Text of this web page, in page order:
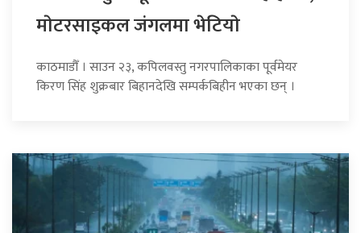
माेटरसाइकल जंगलमा भेटियाे
काठमाडौँ । साउन २३, कपिलवस्तु नगरपालिकाका पूर्वमेयर
किरण सिंह शुक्रबार बिहानदेखि सम्पर्कबिहीन भएका छन् ।